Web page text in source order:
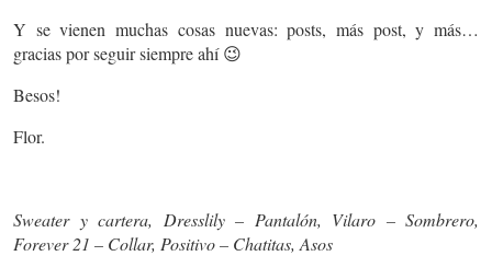
Y se vienen muchas cosas nuevas: posts, más post, y más…
gracias por seguir siempre ahí 😉
Besos!
Flor.
Sweater y cartera, Dresslily – Pantalón, Vilaro – Sombrero,
Forever 21 – Collar, Positivo – Chatitas, Asos